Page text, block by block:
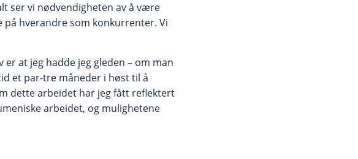
ser vi nødvendigheten av å være
på hverandre som konkurrenter. Vi
at jeg hadde jeg gleden – om man
et par-tre måneder i høst til å
dette arbeidet har jeg fått reflektert
arbeidet, og mulighetene